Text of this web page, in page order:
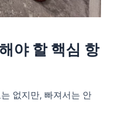
야 할 핵심 항
없지만, 빠져서는 안